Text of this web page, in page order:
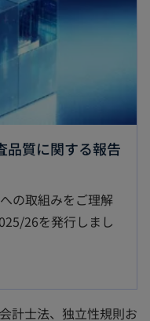
品質に関する報告
の取組みをご理解
26を発行しまし
計士法、独立性規則お